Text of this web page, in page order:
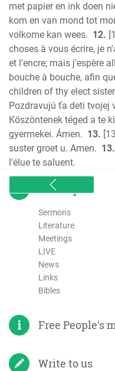
met papier en ink doen
kom en van mond tot
volkome kan wees. 12.
choses à vous écrire, je
et l'encre; mais j'espère
bouche à bouche, afin
children of thy elect
Pozdravujú ťa deti tvojej
Köszöntenek téged a te
gyermekei. Ámen. 13.
suster groet u. Amen. 13.
l'élue te saluent.
sitemap
Sermons
Literature
Meetings
LIVE
News
Links
Bibles
Free People's
Write to us